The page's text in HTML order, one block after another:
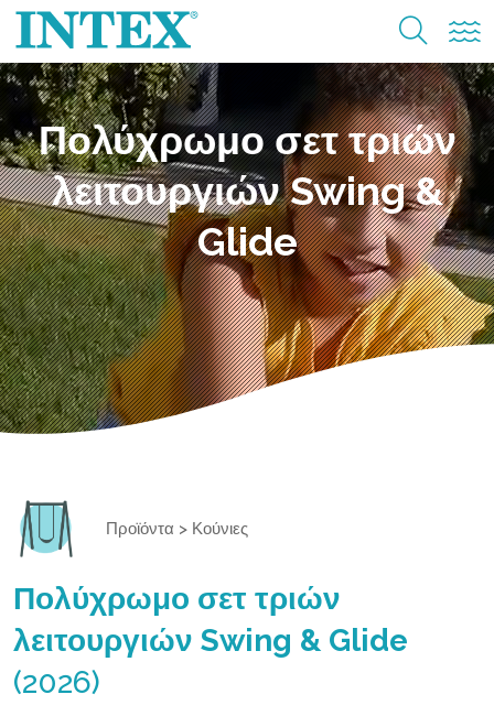
Πολύχρωμο σετ τριών
λειτουργιών Swing &
Glide
Προϊόντα > Κούνιες
Πολύχρωμο σετ τριών
λειτουργιών Swing & Glide
(2026)